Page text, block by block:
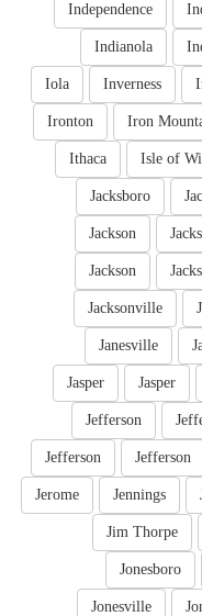
Independence
Indianola
Inverness
Iola
Iron
Ironton
Isle of
Ithaca
Jacksboro
Jackson
Jackson
Jacksonville
Janesville
Jasper
Jasper
Jefferson
Jefferson
Jefferson
Jennings
Jerome
Jim Thorpe
Jonesboro
Jonesville